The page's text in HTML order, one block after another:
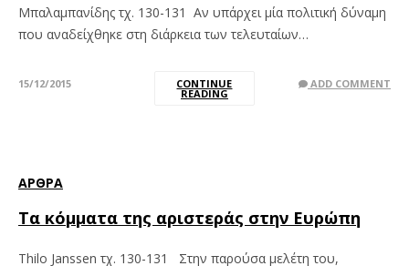
Μπαλαμπανίδης τχ. 130-131 Αν υπάρχει μία πολιτική δύναμη
που αναδείχθηκε στη διάρκεια των τελευταίων…
15/12/2015 CONTINUE
READING
ADD COMMENT
ΆΡΘΡΑ
Τα κόμματα της αριστεράς στην Ευρώπη
Thilo Janssen τχ. 130-131 Στην παρούσα μελέτη του,